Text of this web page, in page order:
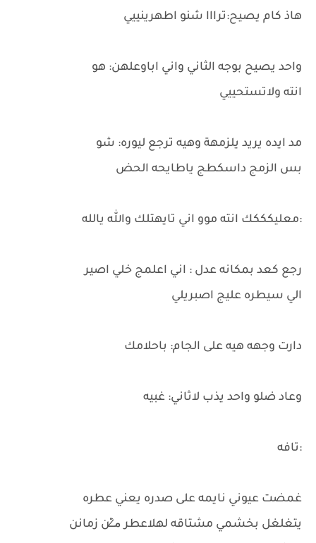
هاذ كام يصيح:ترااا شنو اطهرينييي
واحد يصيح بوجه الثاني واني اباوعلهن: هو
انته ولاتستحييي
مد ايده يريد يلزمهة وهيه ترجع ليوره: شو
بس الزمج داسكطج ياطايحه الحض
:معليكككك انته موو اني تايهتلك والله يالله
رجع كعد بمكانه عدل : اني اعلمج خلي اصير
الي سيطره عليج اصبريلي
دارت وجهه هيه على الجام: باحلامك
وعاد ضلو واحد يذب لاثاني: غبيه
:تافه
غمضت عيوني نايمه على صدره يعني عطره
يتغلغل بخشمي مشتاقه لهلاعطر م̷ـــِْن زمانن